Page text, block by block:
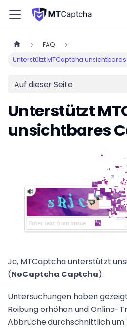
FAQ
Unterstützt MTCaptcha
Auf dieser Seite
Unterstützt
unsichtbares
Ja, MTCaptcha unterstützt
(NoCaptcha Captcha).
Untersuchungen haben
Reibung erhöhen und Online-
Abbrüche durchschnittlich um